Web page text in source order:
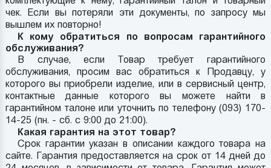
чек. Если вы потеряли эти документы, по запросу мы
вышлем их повторно!
К кому обратиться по вопросам гарантийного
обслуживания?
В случае, если Товар требует гарантийного
обслуживания, просим вас обратиться к Продавцу, у
которого вы приобрели изделие, или в сервисный центр,
контактные данные которого вы можете найти в
гарантийном талоне или уточнить по телефону (093) 170-
14-25 (пн. - сб. с 9:00 до 21:00).
Какая гарантия на этот товар?
Срок гарантии указан в описании каждого товара на
сайте. Гарантия предоставляется на срок от 14 дней до